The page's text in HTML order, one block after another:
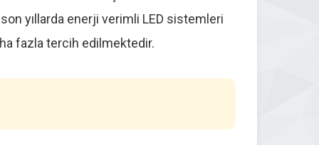
yıllarda enerji verimli LED sistemleri
fazla tercih edilmektedir.